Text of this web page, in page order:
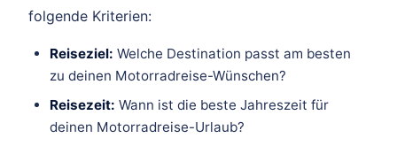
folgende Kriterien:
Reiseziel: Welche Destination passt am besten
zu deinen Motorradreise-Wünschen?
Reisezeit: Wann ist die beste Jahreszeit für
deinen Motorradreise-Urlaub?